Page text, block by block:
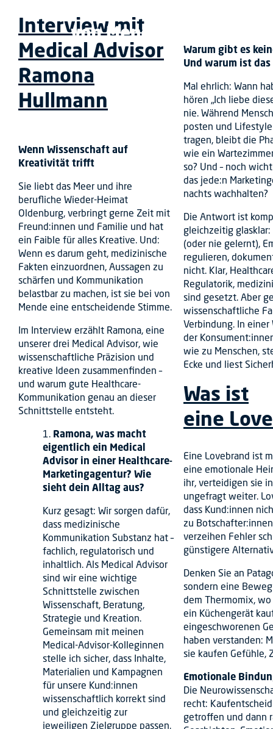
Interview mit
Medical Advisor
Ramona
Hullmann
Wenn Wissenschaft auf
Kreativität trifft
Sie liebt das Meer und ihre
berufliche Wieder-Heimat
Oldenburg, verbringt gerne Zeit mit
Freund:innen und Familie und hat
ein Faible für alles Kreative. Und:
Wenn es darum geht, medizinische
Fakten einzuordnen, Aussagen zu
schärfen und Kommunikation
belastbar zu machen, ist sie bei von
Mende eine entscheidende Stimme.
Im Interview erzählt Ramona, eine
unserer drei Medical Advisor, wie
wissenschaftliche Präzision und
kreative Ideen zusammenfinden –
und warum gute Healthcare-
Kommunikation genau an dieser
Schnittstelle entsteht.
1. Ramona, was macht
eigentlich ein Medical
Advisor in einer Healthcare-
Marketingagentur? Wie
sieht dein Alltag aus?
Kurz gesagt: Wir sorgen dafür,
dass medizinische
Kommunikation Substanz hat –
fachlich, regulatorisch und
inhaltlich. Als Medical Advisor
sind wir eine wichtige
Schnittstelle zwischen
Wissenschaft, Beratung,
Strategie und Kreation.
Gemeinsam mit meinen
Medical-Advisor-Kolleginnen
stelle ich sicher, dass Inhalte,
Materialien und Kampagnen
für unsere Kund:innen
wissenschaftlich korrekt sind
und gleichzeitig zur
jeweiligen Zielgruppe passen.
Warum gibt es
Und warum ist
Mal ehrlich: Wann
hören „Ich liebe
nie. Während
posten und
tragen, bleibt die
wie ein
so? Und – noch
das jede:n
nachts wachhalten?
Die Antwort ist
gleichzeitig
(oder nie gelernt),
regulieren,
nicht. Klar,
Regulatorik,
sind gesetzt. Aber
wissenschaftliche
Verbindung. In einer
der
wie zu Menschen,
Ecke und liest
Was ist
eine
Eine Lovebrand ist
eine emotionale
ihr, verteidigen sie
ungefragt weiter.
dass Kund:innen
zu
verzeihen Fehler
günstigere
Denken Sie an
sondern eine
dem Thermomix,
ein Küchengerät
eingeschworenen
haben verstanden:
sie kaufen Gefühle,
Emotionale
Die
recht:
getroffen und dann